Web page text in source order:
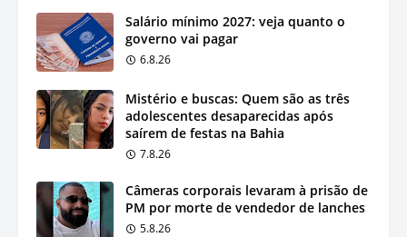
Salário mínimo 2027: veja quanto o
governo vai pagar
6.8.26
Mistério e buscas: Quem são as três
adolescentes desaparecidas após
saírem de festas na Bahia
7.8.26
Câmeras corporais levaram à prisão de
PM por morte de vendedor de lanches
5.8.26